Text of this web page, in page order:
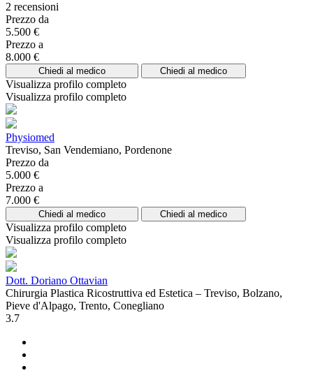
2 recensioni
Prezzo da
5.500 €
Prezzo a
8.000 €
Chiedi al medico Chiedi al medico
Visualizza profilo completo
Visualizza profilo completo
Physiomed
Treviso, San Vendemiano, Pordenone
Prezzo da
5.000 €
Prezzo a
7.000 €
Chiedi al medico Chiedi al medico
Visualizza profilo completo
Visualizza profilo completo
Dott. Doriano Ottavian
Chirurgia Plastica Ricostruttiva ed Estetica – Treviso, Bolzano,
Pieve d'Alpago, Trento, Conegliano
3.7